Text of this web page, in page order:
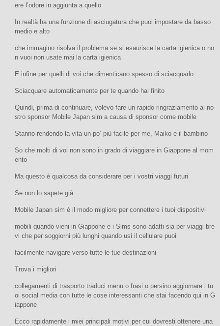
ere l’odore in aggiunta a quello
In realtà ha una funzione di asciugatura che puoi impostare da basso
medio e alto
che immagino risolva il problema se si esaurisce la carta igienica o no
n vuoi non usate mai la carta igienica
E infine per quelli di voi che dimenticano spesso di sciacquarlo
Sciacquare automaticamente per te quando hai finito
Quindi, prima di continuare, volevo fare un rapido ringraziamento al no
stro sponsor Mobile Japan sim a causa di sponsor come mobile
Stanno rendendo la vita un po’ più facile per me, Maiko e il bambino
So che molti di voi non sono in grado di viaggiare in Giappone al mom
ento
Ma questo è qualcosa da considerare per i vostri viaggi futuri
Se non lo sapete già
Mobile Japan sim è il modo migliore per connettere i tuoi dispositivi
mobili quando vieni in Giappone e i Sims sono adatti sia per viaggi bre
vi che per soggiorni più lunghi quando usi il cellulare puoi
facilmente navigare verso tutte le tue destinazioni
Trova i migliori
collegamenti di trasporto traduci menu o frasi o persino aggiornare i tu
oi social media con tutte le cose interessanti che stai facendo qui in G
iappone
Ecco rapidamente i miei principali motivi per cui dovresti ottenere una